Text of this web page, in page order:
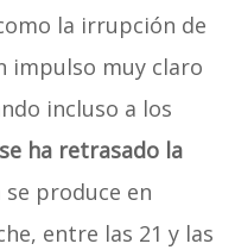
la irrupción de
impulso muy claro
incluso a los
se ha retrasado la
produce en
entre las 21 y las